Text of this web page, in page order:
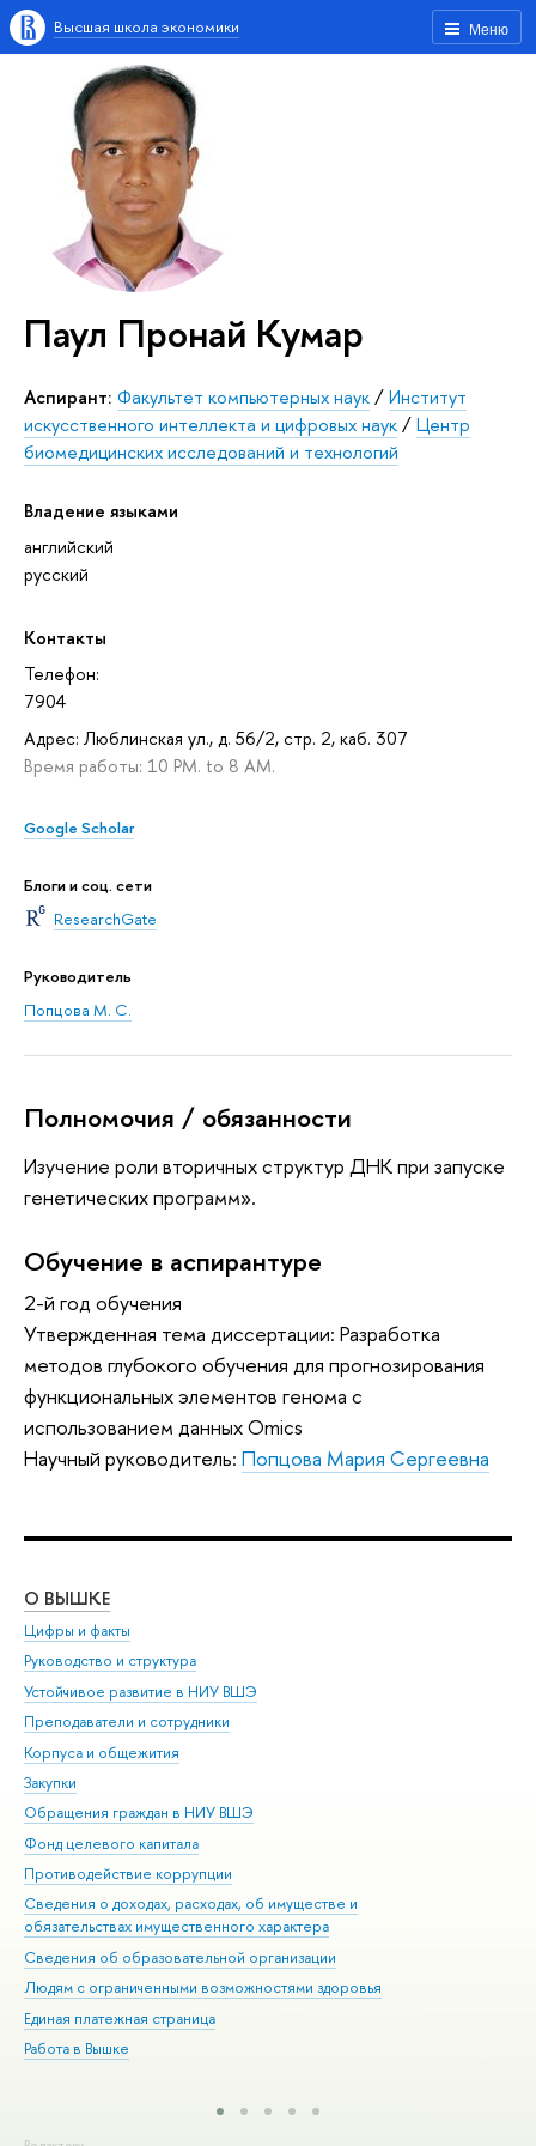
Меню
Высшая школа экономики
Паул Пронай Кумар
Аспирант: Факультет компьютерных наук/Институт
искусственного интеллекта и цифровых наук/Центр
биомедицинских исследований и технологий
Владение языками
английский
русский
Контакты
Телефон:
7904
Адрес: Люблинская ул., д. 56/2, стр. 2, каб. 307
Время работы: 10 PM. to 8 AM.
Google Scholar
Блоги и соц. сети
ResearchGate
Руководитель
Попцова М. С.
Полномочия / обязанности
Изучение роли вторичных структур ДНК при запуске
генетических программ».
Обучение в аспирантуре
2-й год обучения
Утвержденная тема диссертации: Разработка
методов глубокого обучения для прогнозирования
функциональных элементов генома с
использованием данных Omics
Научный руководитель: Попцова Мария Сергеевна
О ВЫШКЕ
Цифры и факты
Руководство и структура
Устойчивое развитие в НИУ ВШЭ
Преподаватели и сотрудники
Корпуса и общежития
Закупки
Обращения граждан в НИУ ВШЭ
Фонд целевого капитала
Противодействие коррупции
Сведения о доходах, расходах, об имуществе и
обязательствах имущественного характера
Сведения об образовательной организации
Людям с ограниченными возможностями здоровья
Единая платежная страница
Работа в Вышке